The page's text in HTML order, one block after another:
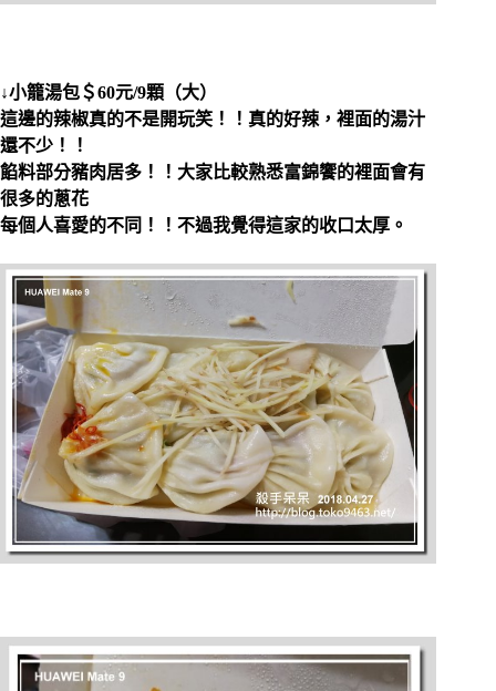
↓小籠湯包＄60元/9顆（大）
這邊的辣椒真的不是開玩笑！！真的好辣，裡面的湯汁
還不少！！
餡料部分豬肉居多！！大家比較熟悉富錦饗的裡面會有
很多的蔥花
每個人喜愛的不同！！不過我覺得這家的收口太厚。